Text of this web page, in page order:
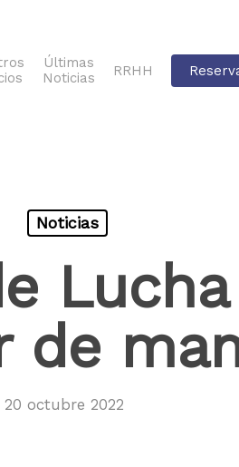
Últimas
Noticias
RRHH
Noticias
de
20 octubre 2022